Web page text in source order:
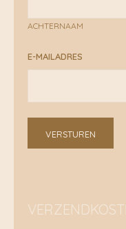
ACHTERNAAM
E-MAILADRES
VERSTUREN